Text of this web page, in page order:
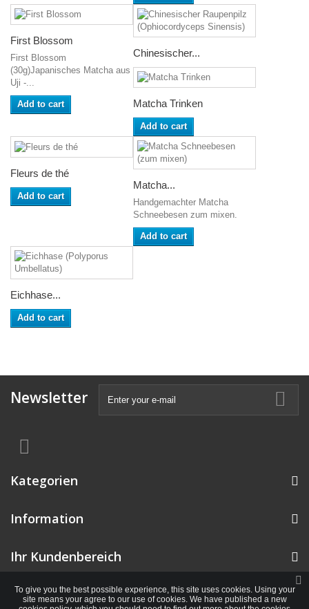
First Blossom
First Blossom
(30g)Japanisches Matcha aus
Uji -...
Add to cart
Chinesischer...
Matcha Trinken
Add to cart
Fleurs de thé
Add to cart
Matcha...
Handgemachter Matcha
Schneebesen zum mixen.
Add to cart
Eichhase...
Add to cart
Newsletter
Kategorien
Information
Ihr Kundenbereich
To give you the best possible experience, this site uses cookies. Using your
site means your agree to our use of cookies. We have published a new